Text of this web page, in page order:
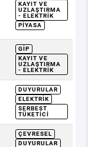
KAYIT VE
UZLAŞTIRMA
- ELEKTRIK
PIYASA
GİP
KAYIT VE
UZLAŞTIRMA
- ELEKTRIK
DUYURULAR
ELEKTRIK
SERBEST
TÜKETICI
ÇEVRESEL
DUYURULAR